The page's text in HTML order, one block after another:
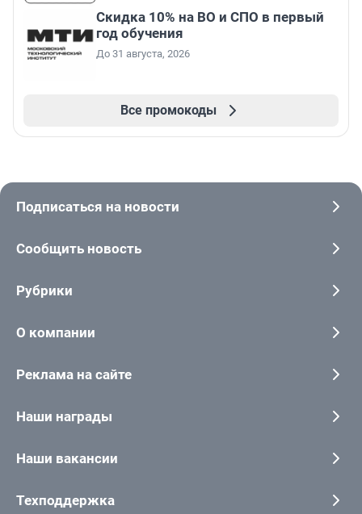
Скидка 10% на ВО и СПО в первый
год обучения
До 31 августа, 2026
Все промокоды
Подписаться на новости
Сообщить новость
Рубрики
О компании
Реклама на сайте
Наши награды
Наши вакансии
Техподдержка